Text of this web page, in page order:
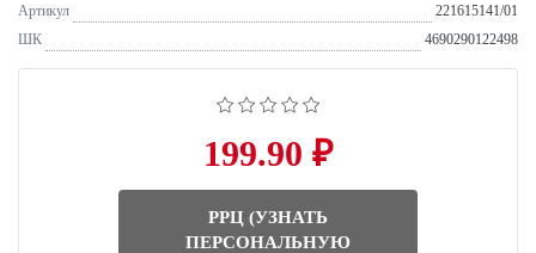
Артикул
221615141/01
ШК
4690290122498
199.90 ₽
РРЦ (УЗНАТЬ
ПЕРСОНАЛЬНУЮ